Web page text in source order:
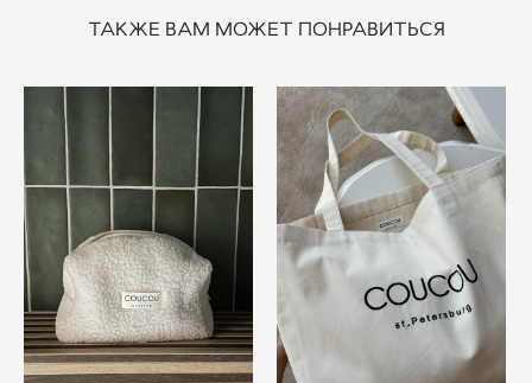
ТАКЖЕ ВАМ МОЖЕТ ПОНРАВИТЬСЯ